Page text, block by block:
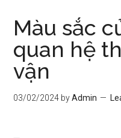
Màu sắc
quan hệ
vận
03/02/2024 byAdmin